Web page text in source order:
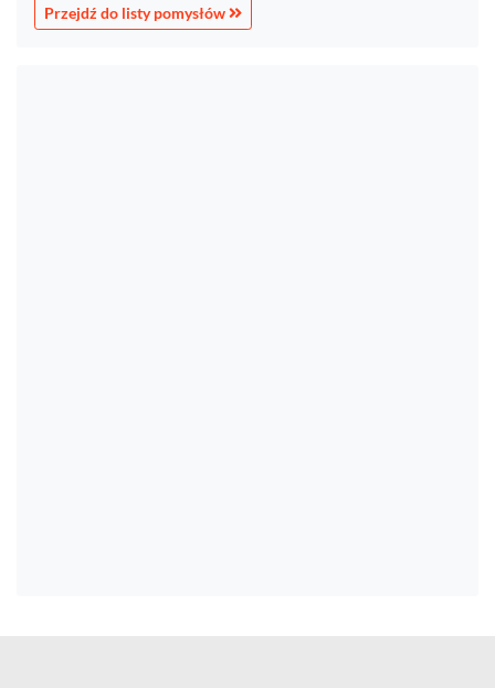
Przejdź do listy pomysłów